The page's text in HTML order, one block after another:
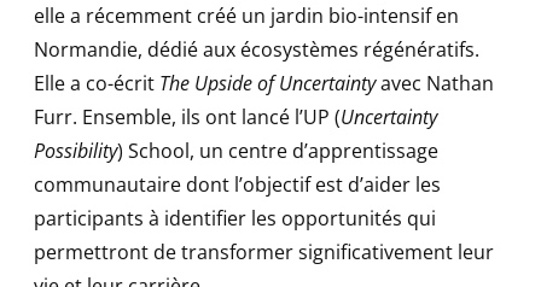
elle a récemment créé un jardin bio-intensif en
Normandie, dédié aux écosystèmes régénératifs.
Elle a co-écrit The Upside of Uncertaintyavec Nathan
Furr. Ensemble, ils ont lancé l’UP (Uncertainty
Possibility) School, un centre d’apprentissage
communautaire dont l’objectif est d’aider les
participants à identifier les opportunités qui
permettront de transformer significativement leur